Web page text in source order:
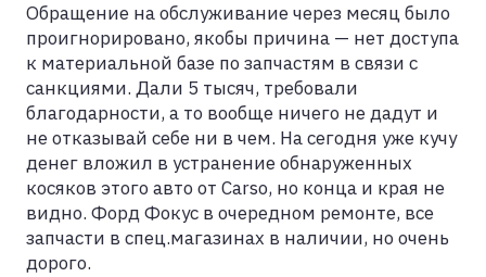
Обращение на обслуживание через месяц было
проигнорировано, якобы причина — нет доступа
к материальной базе по запчастям в связи с
санкциями. Дали 5 тысяч, требовали
благодарности, а то вообще ничего не дадут и
не отказывай себе ни в чем. На сегодня уже кучу
денег вложил в устранение обнаруженных
косяков этого авто от Carso, но конца и края не
видно. Форд Фокус в очередном ремонте, все
запчасти в спец.магазинах в наличии, но очень
дорого.